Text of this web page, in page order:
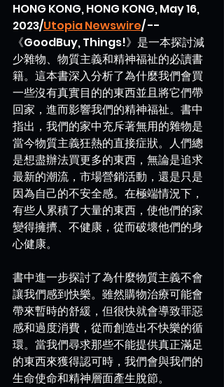
HONG KONG, HONG KONG, May 16,
2023/Utopia Newswire/ --
《GoodBuy, Things!》是一本探討減
少雜物、物質主義和精神福祉的必讀書
籍。這本書深入分析了為什麼我們會買
一些沒有真實目的的東西並且將它們帶
回家，進而影響我們的精神福祉。書中
指出，我們的家中充斥著無用的雜物是
當今物質主義狂熱的直接症狀。人們總
是想盡辦法買更多的東西，無論是追求
最新的潮流，市場營銷活動，還是只是
因為自己的不安全感。在極端情況下，
有些人累積了大量的東西，使他們的家
變得擁擠、不健康，從而破壞他們的身
心健康。
書中進一步探討了為什麼物質主義不會
讓我們感到快樂。雖然購物治療可能會
帶來暫時的舒緩，但很快就會導致罪惡
感和過度消費，從而創造出不快樂的循
環。當我們尋求那些不能提供真正滿足
的東西來獲得認可時，我們會與我們的
生命使命和精神層面產生脫節。